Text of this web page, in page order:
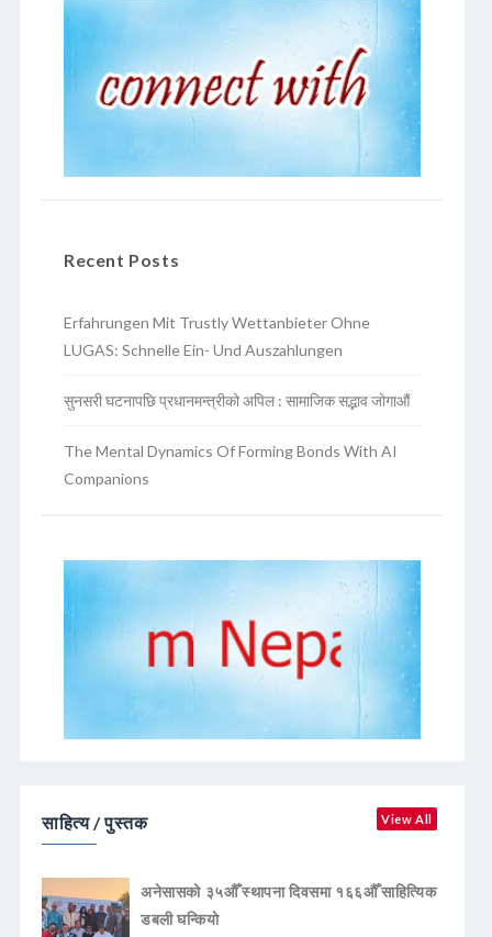
Recent Posts
Erfahrungen Mit Trustly Wettanbieter Ohne
LUGAS: Schnelle Ein- Und Auszahlungen
सुनसरी घटनापछि प्रधानमन्त्रीको अपिल : सामाजिक सद्भाव जोगाऔं
The Mental Dynamics Of Forming Bonds With AI
Companions
साहित्य / पुस्तक View All
अनेसासको ३५औँ स्थापना दिवसमा १६६औँ साहित्यिक
डबली घन्कियाे